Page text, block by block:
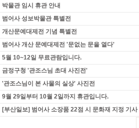
박물관 임시 휴관 안내
범어사 성보박물관 특별전
개산문예대제전 기념 특별전
범어사 개산 문예대제전 '문없는 문을 열다'
5월 10~12일 무료관람입니다.
금정구청 '관조스님 초대 사진전'
'관조스님이 본 사물의 실상' 사진전
9월 29일부터 10월 2일까지 휴관입니다.
[부산일보] 범어사 소장품 22점 시 문화재 지정 기사